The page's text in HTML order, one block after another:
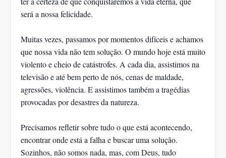
será a nossa felicidade.
Muitas vezes, passamos por momentos difíceis e achamos
que nossa vida não tem solução. O mundo hoje está muito
violento e cheio de catástrofes. A cada dia, assistimos na
televisão e até bem perto de nós, cenas de maldade,
agressões, violência. E assistimos também a tragédias
provocadas por desastres da natureza.
Precisamos refletir sobre tudo o que está acontecendo,
encontrar onde está a falha e buscar uma solução.
Sozinhos, não somos nada, mas, com Deus, tudo